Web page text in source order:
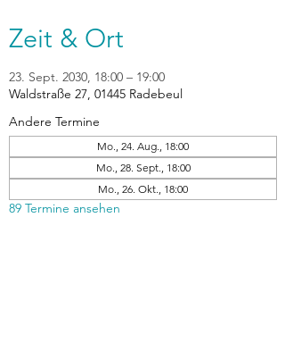
Zeit & Ort
23. Sept. 2030, 18:00 – 19:00
Waldstraße 27, 01445 Radebeul
Andere Termine
Mo., 24. Aug., 18:00
Mo., 28. Sept., 18:00
Mo., 26. Okt., 18:00
89 Termine ansehen